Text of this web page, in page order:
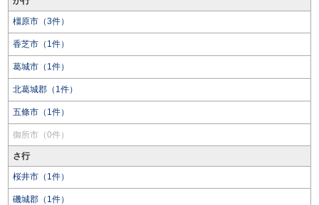
橿原市（3件）
香芝市（1件）
葛城市（1件）
北葛城郡（1件）
五條市（1件）
御所市（0件）
さ行
桜井市（1件）
磯城郡（1件）